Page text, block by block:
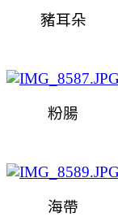
豬耳朵
粉腸
海帶